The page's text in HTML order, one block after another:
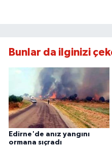
Bunlar da ilginizi
Edirne'de anız yangını
ormana sıçradı